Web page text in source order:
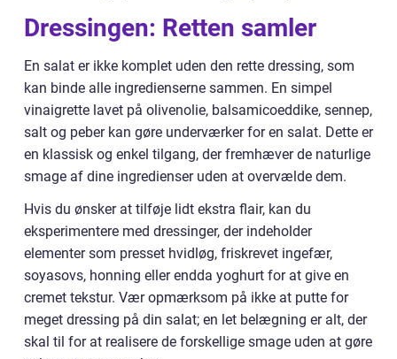
Dressingen: Retten samler
En salat er ikke komplet uden den rette dressing, som
kan binde alle ingredienserne sammen. En simpel
vinaigrette lavet på olivenolie, balsamicoeddike, sennep,
salt og peber kan gøre underværker for en salat. Dette er
en klassisk og enkel tilgang, der fremhæver de naturlige
smage af dine ingredienser uden at overvælde dem.
Hvis du ønsker at tilføje lidt ekstra flair, kan du
eksperimentere med dressinger, der indeholder
elementer som presset hvidløg, friskrevet ingefær,
soyasovs, honning eller endda yoghurt for at give en
cremet tekstur. Vær opmærksom på ikke at putte for
meget dressing på din salat; en let belægning er alt, der
skal til for at realisere de forskellige smage uden at gøre